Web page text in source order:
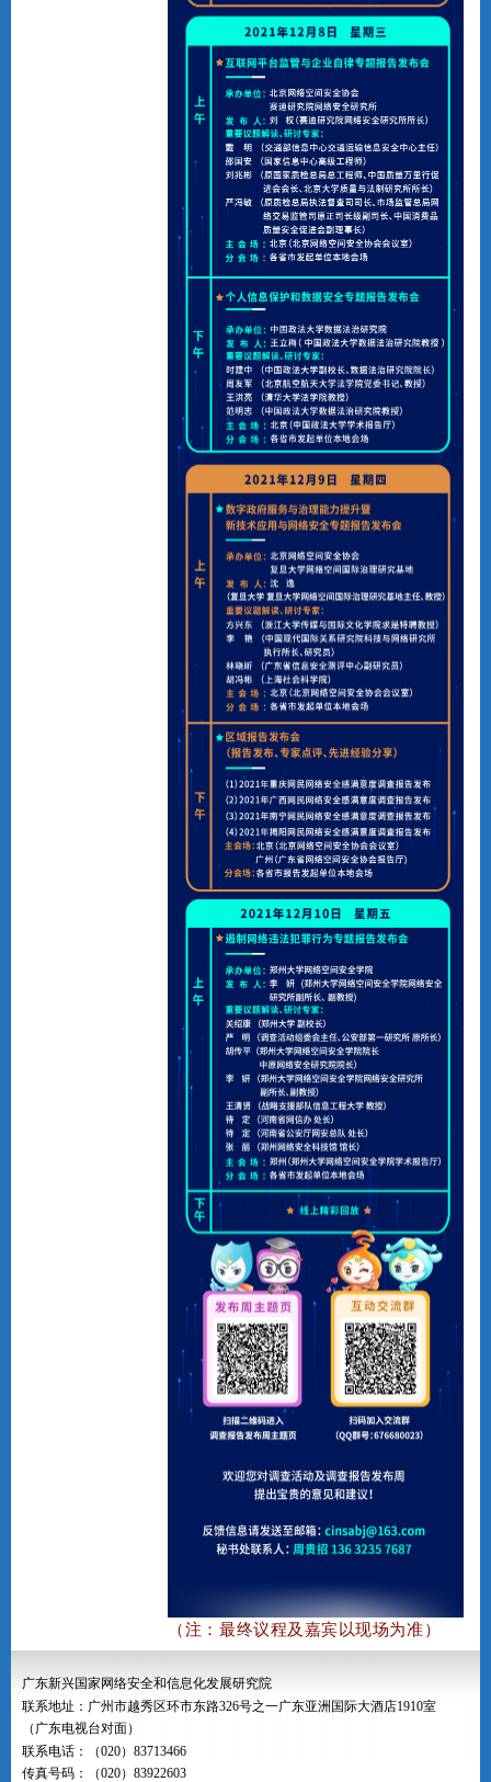
（注：最终议程及嘉宾以现场为准）
广东新兴国家网络安全和信息化发展研究院
联系地址：广州市越秀区环市东路326号之一广东亚洲国际大酒店1910室
（广东电视台对面）
联系电话：（020）83713466
传真号码：（020）83922603